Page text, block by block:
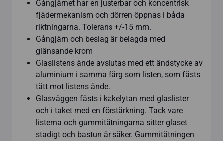
Gångjärnet har en justerbar och koncentrisk
fjädermekanism och dörren öppnas i båda
riktningarna. Tolerans +/-15 mm.
Gångjärn och beslag är belagda med
glänsande krom
Glaslistens ände avslutas med ett ändstycke av
aluminium i samma färg som listen, som fästs
tätt mot listens ände.
Glasväggen fästs i kakelytan med glaslister
och i taket med en förstärkning. Tack vare
listerna och gummitätningarna sitter glaset
stadigt och bastun är säker. Gummitätningen